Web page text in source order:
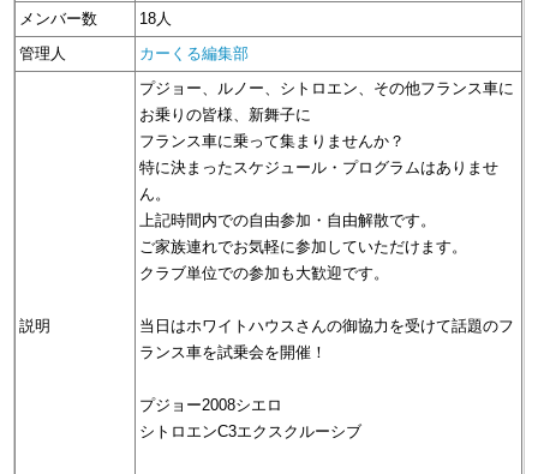
メンバー数
18人
管理人
カーくる編集部
説明
プジョー、ルノー、シトロエン、その他フランス車に
お乗りの皆様、新舞子に
フランス車に乗って集まりませんか？
特に決まったスケジュール・プログラムはありませ
ん。
上記時間内での自由参加・自由解散です。
ご家族連れでお気軽に参加していただけます。
クラブ単位での参加も大歓迎です。
当日はホワイトハウスさんの御協力を受けて話題のフ
ランス車を試乗会を開催！
プジョー2008シエロ
シトロエンC3エクスクルーシブ